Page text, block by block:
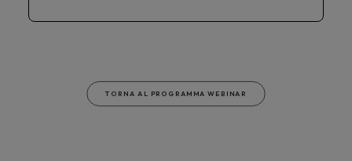
TORNA AL PROGRAMMA WEBINAR